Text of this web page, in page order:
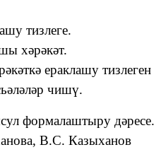
тизлеге.
хәрәкәт.
ераклашу тизлеген
чишү.
формалаштыру дәресе.
В.С. Казыханов